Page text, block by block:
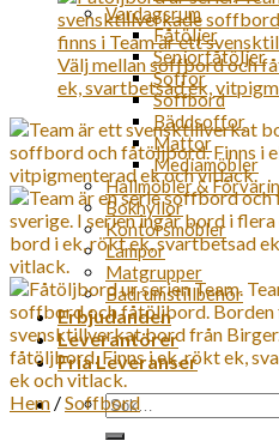
Vardagsrum
Fåtöljer
Seniorfåtöljer
Soffor
Soffbord
Bäddsoffor
Mattor
Mediamöbler
Hallmöbler &
Bokhyllor
Kontorsmöbler
Lampor
Matgrupper
Badrumstillbehör
Erbjudanden
Leverantörer
Fria Leveranser
Sök
efter:
Hem /Soffbord